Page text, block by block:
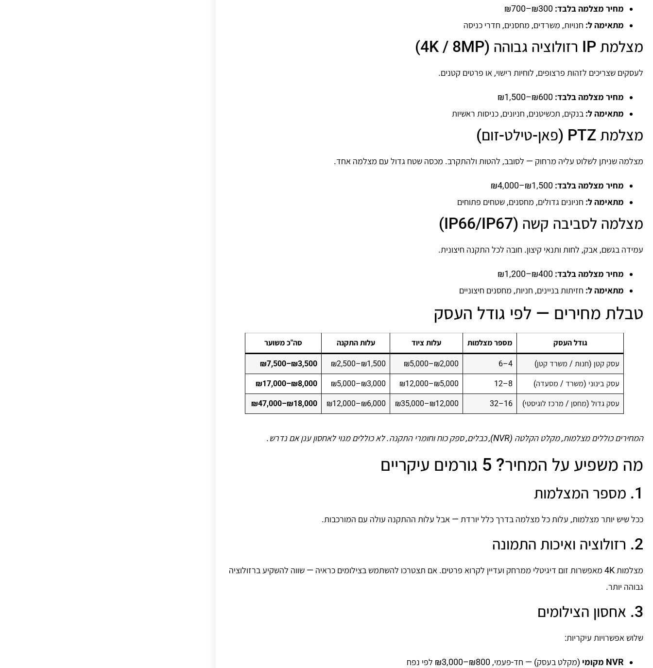
מחיר מצלמה בלבד:
מתאימה ל: חנויות, משרדים, מחסנים, חדרי כניסה
מצלמת IP רזולוציה גבוהה (4K / 8MP)
לעסקים שצריכים לזהות פרצופים, לוחיות רישוי, או פרטים קטנים.
מחיר מצלמה בלבד:
מתאימה ל: בנקים, תכשיטנים, חניונים, כניסות ראשיות
מצלמת PTZ (פאן-טילט-זום)
מצלמה שניתן לשלוט עליה מרחוק — לסובב, להטות ולהתקרב. מכסה שטח גדול עם מצלמה אחד.
מחיר מצלמה בלבד:
מתאימה ל: חניונים גדולים, מחסנים, שטחים פתוחים
מצלמה לסביבה קשה (IP66/IP67)
עמידה בגשם, אבק, לחות ותנאי קיצון. חובה לכל התקנה חיצונית.
מחיר מצלמה בלבד:
מתאימה ל: חזיתות בניינים, חניות, מחסנים חיצוניים
טבלת מחירים — לפי גודל העסק
גודל העסק מספר מצלמות עלות ציוד עלות התקנה סה"כ משוער
עסק קטן (חנות / משרד קטן) 4–6
₪2,000–₪5,000
₪1,500–₪2,500
₪3,500–₪7,500
עסק בינוני (משרד / מסעדה) 8–12
₪5,000–₪12,000
₪3,000–₪5,000
₪8,000–₪17,000
עסק גדול (מחסן / מרכז לוגיסטי) 16–32
₪12,000–₪35,000
₪6,000–₪12,000
₪18,000–₪47,000
המחירים כוללים מצלמות, מקלט הקלטה (NVR), כבלים, ספק כוח וחומרי התקנה. לא כוללים מנוי לאחסון ענן אם נדרש.
מה משפיע על המחיר? 5 גורמים עיקריים
1. מספר המצלמות
ככל שיש יותר מצלמות, עלות כל מצלמה בדרך כלל יורדת — אבל עלות ההתקנה עולה עם המורכבות.
2. רזולוציה ואיכות התמונה
מצלמות 4K מאפשרות זום דיגיטלי ממרחק ועדיין לקרוא פרטים. אם תצטרכו להשתמש בצילומים כראיה — שווה להשקיע ברזולוציה
גבוהה יותר.
3. אחסון הצילומים
שלוש אפשרויות עיקריות:
NVR מקומי (מקלט בעסק) — חד-פעמי, ₪800–₪3,000 לפי נפח